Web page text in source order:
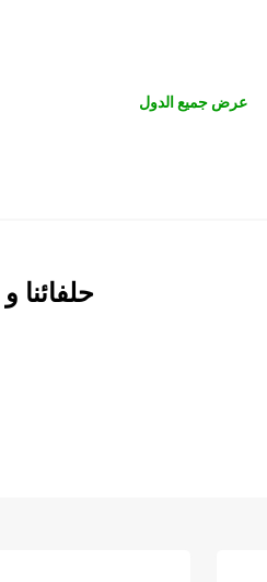
عرض جميع الدول
حلفائنا